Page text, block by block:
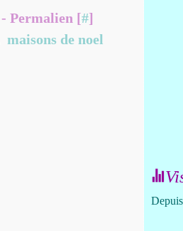
- Permalien [#]
maisons de noel